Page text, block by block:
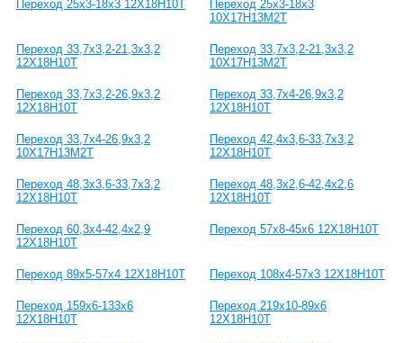
Переход 25x3-18x3 12Х18Н10Т
Переход 25x3-18x3
10Х17Н13М2Т
Переход 33,7x3,2-21,3x3,2
12Х18Н10Т
Переход 33,7x3,2-21,3x3,2
10Х17Н13М2Т
Переход 33,7x3,2-26,9x3,2
12Х18Н10Т
Переход 33,7x4-26,9x3,2
12Х18Н10Т
Переход 33,7x4-26,9x3,2
10Х17Н13М2Т
Переход 42,4x3,6-33,7x3,2
12Х18Н10Т
Переход 48,3x3,6-33,7x3,2
12Х18Н10Т
Переход 48,3x2,6-42,4x2,6
12Х18Н10Т
Переход 60,3x4-42,4x2,9
12Х18Н10Т
Переход 57x8-45x6 12Х18Н10Т
Переход 89x5-57x4 12Х18Н10Т Переход 108x4-57x3 12Х18Н10Т
Переход 159х6-133х6
12Х18Н10Т
Переход 219х10-89х6
12Х18Н10Т